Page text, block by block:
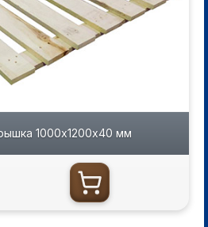
1000х1200х40 мм